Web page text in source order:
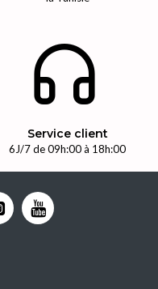
Service client
6J/7 de 09h:00 à 18h:00